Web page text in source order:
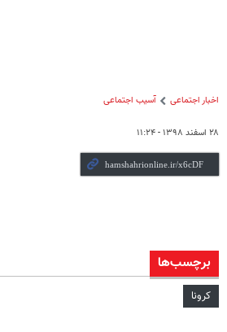
برچسب‌ها
کرونا
اخبار اجتماعی آسیب اجتماعی
۲۸ اسفند ۱۳۹۸ - ۱۱:۲۴